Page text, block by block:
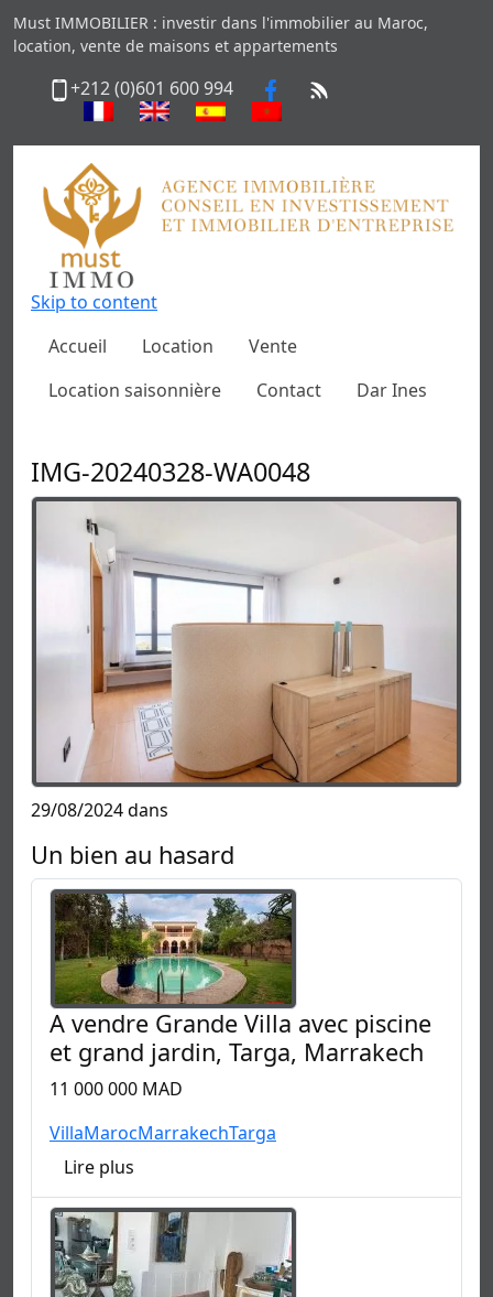
Must IMMOBILIER : investir dans l'immobilier au Maroc,
location, vente de maisons et appartements
+212 (0)601 600 994
Skip to content
Accueil
Location
Vente
Location saisonnière
Contact Dar Ines
IMG-20240328-WA0048
29/08/2024 dans
Un bien au hasard
A vendre Grande Villa avec piscine
et grand jardin, Targa, Marrakech
11 000 000 MAD
VillaMarocMarrakechTarga
Lire plus